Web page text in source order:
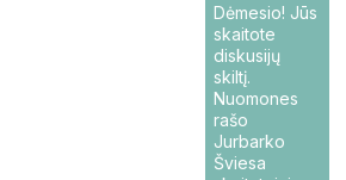
Dėmesio! Jūs
skaitote
diskusijų
skiltį.
Nuomones
rašo
Jurbarko
Šviesa